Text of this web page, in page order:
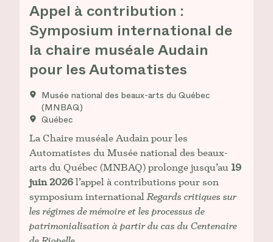
Appel à contribution :
Symposium international de
la chaire muséale Audain
pour les Automatistes
Musée national des beaux-arts du Québec
(MNBAQ)
Québec
La Chaire muséale Audain pour les
Automatistes du Musée national des beaux-
arts du Québec (MNBAQ) prolonge jusqu’au 19
juin 2026 l’appel à contributions pour son
symposium internationalRegards critiques sur
les régimes de mémoire et les processus de
patrimonialisation à partir du cas du Centenaire